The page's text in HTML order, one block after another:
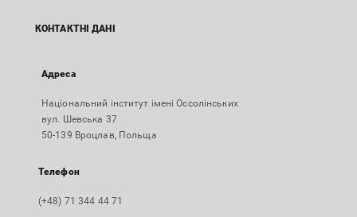
КОНТАКТНІ ДАНІ
Адреса
Національний інститут імені Оссолінських
вул. Шевська 37
50-139 Вроцлав, Польща
Телефон
(+48) 71 344 44 71